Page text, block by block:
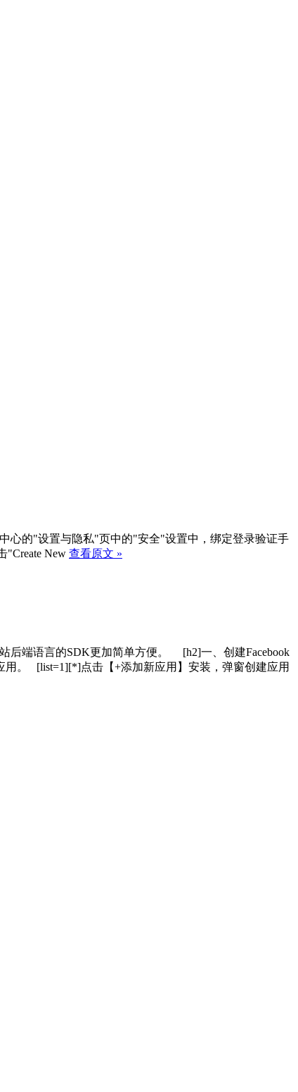
心的"设置与隐私"页中的"安全"设置中，绑定登录验证手
New 查看原文 »
后端语言的SDK更加简单方便。 [h2]一、创建Facebook
用。 [list=1][*]点击【+添加新应用】安装，弹窗创建应用